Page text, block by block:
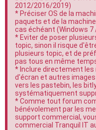
2012/2016/2019)
* Préciser OS de la
paquets et de la
cas échéant (Windows 7
* Eviter de poser
topic, sinon il risque
plusieurs topic, et de
pas tous en même
* Inclure directement les
d'écran et autres
vers les pastebin, les
systématiquement
* Comme tout forum
bénévolement par les
support commercial,
commercial Tranquil IT